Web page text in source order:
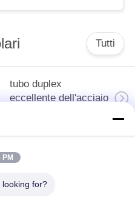
Tutti
tubo duplex
eccellente dell'acciaio
tubo d'acciaio
PM
looking for?